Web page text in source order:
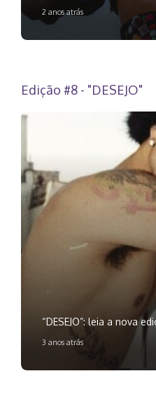
2 anos atrás
Edição #8 - "DESEJO"
“DESEJO”: leia a nova
3 anos atrás